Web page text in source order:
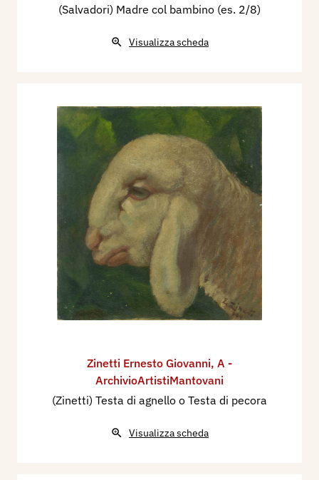
(Salvadori) Madre col bambino (es. 2/8)
Visualizza scheda
Zinetti Ernesto Giovanni, A -
ArchivioArtistiMantovani
(Zinetti) Testa di agnello o Testa di pecora
Visualizza scheda